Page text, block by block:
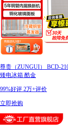
尊贵（ZUNGUI） BCD-
矮电冰箱 酷金
99%好评 2万+评价
立即抢购